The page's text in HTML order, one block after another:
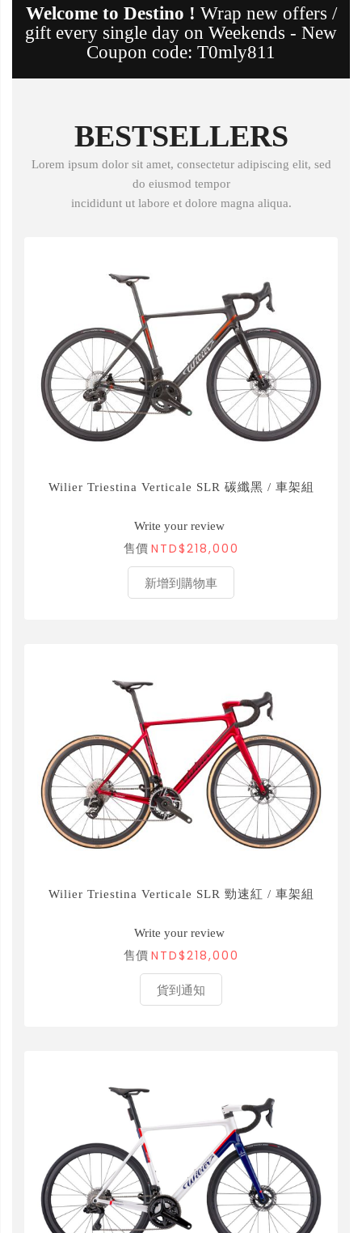
Welcome to Destino ! Wrap new offers /
gift every single day on Weekends - New
Coupon code: T0mly811
BESTSELLERS
Lorem ipsum dolor sit amet, consectetur adipiscing elit, sed
do eiusmod tempor
incididunt ut labore et dolore magna aliqua.
Wilier Triestina Verticale SLR 碳纖黑 / 車架組
Write your review
售價 NTD$218,000
新增到購物車
Wilier Triestina Verticale SLR 勁速紅 / 車架組
Write your review
售價 NTD$218,000
貨到通知